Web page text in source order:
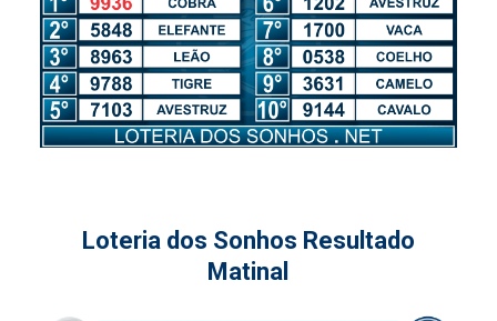
Loteria dos Sonhos Resultado
Matinal